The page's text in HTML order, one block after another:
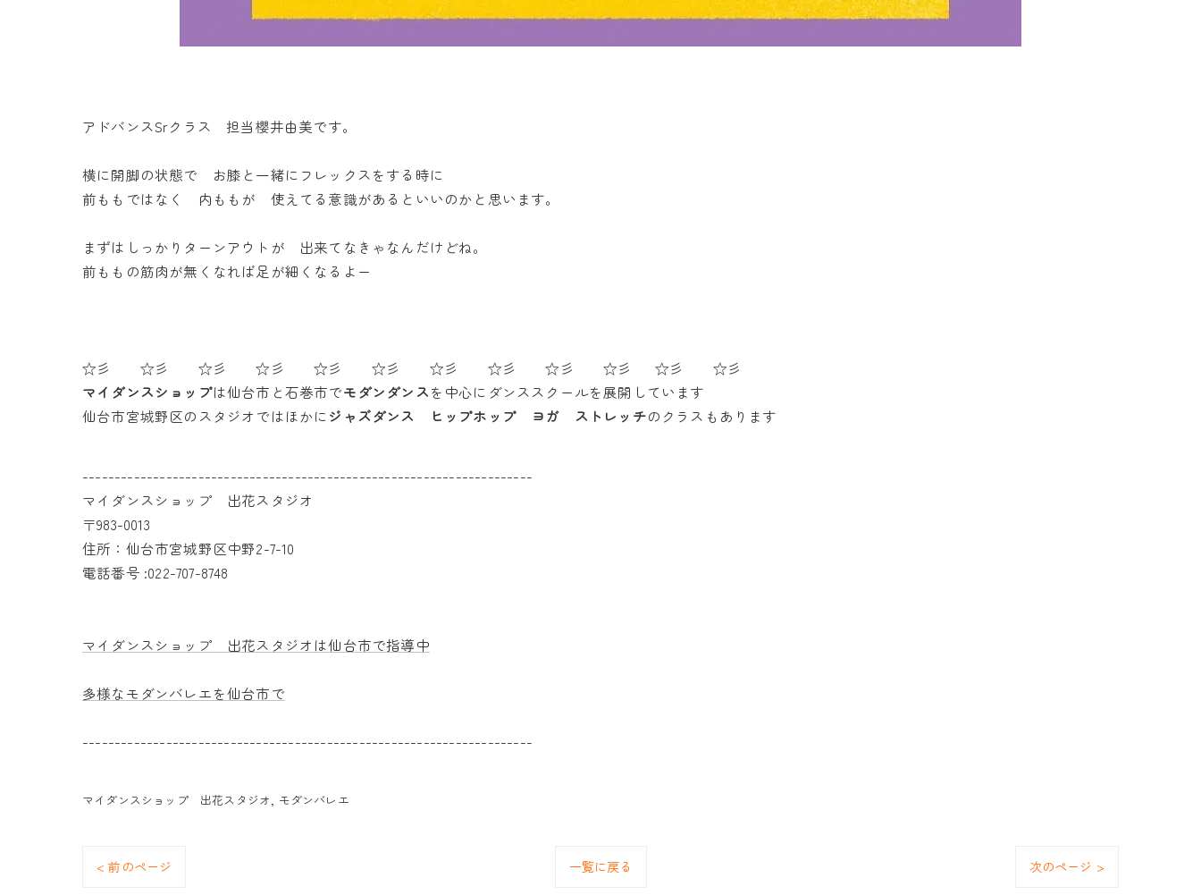
アドバンスSrクラス 担当櫻井由美です。
横に開脚の状態で お膝と一緒にフレックスをする時に
前ももではなく 内ももが 使えてる意識があるといいのかと思います。
まずはしっかりターンアウトが 出来てなきゃなんだけどね。
前ももの筋肉が無くなれば足が細くなるよー
☆彡 ☆彡 ☆彡 ☆彡 ☆彡 ☆彡 ☆彡 ☆彡 ☆彡 ☆彡 ☆彡 ☆彡
マイダンスショップは仙台市と石巻市でモダンダンスを中心にダンススクールを展開しています
仙台市宮城野区のスタジオではほかにジャズダンス ヒップホップ ヨガ ストレッチのクラスもあります
----------------------------------------------------------------------
マイダンスショップ 出花スタジオ
〒983-0013
住所：仙台市宮城野区中野2-7-10
電話番号 :022-707-8748
マイダンスショップ 出花スタジオは仙台市で指導中
多様なモダンバレエを仙台市で
----------------------------------------------------------------------
マイダンスショップ 出花スタジオ モダンバレエ
< 前のページ 一覧に戻る 次のページ >